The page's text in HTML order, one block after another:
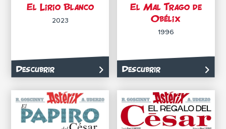
El Lirio Blanco
2023
Descubrir
El Mal Trago de
Obélix
1996
Descubrir